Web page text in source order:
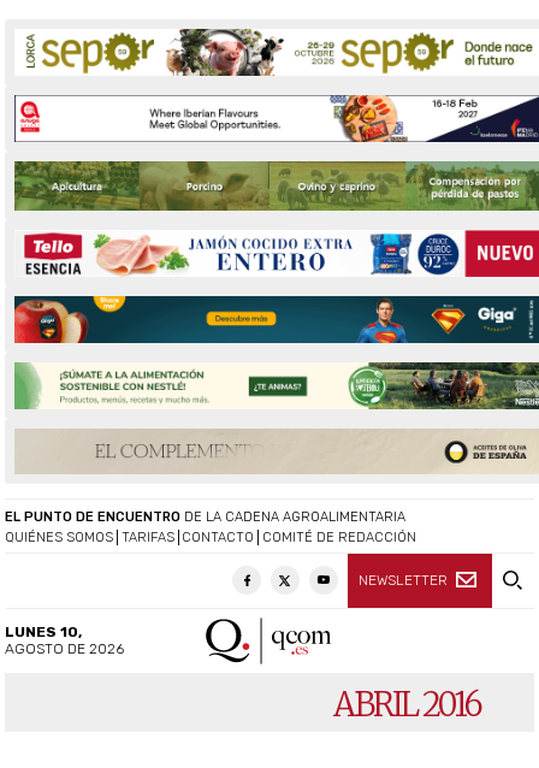
QUIÉNES SOMOS TARIFAS CONTACTO COMITÉ DE REDACCIÓN
NEWSLETTER
EL PUNTO DE ENCUENTRO DE LA CADENA AGROALIMENTARIA
LUNES 10,
AGOSTO DE 2026
ABRIL 2016